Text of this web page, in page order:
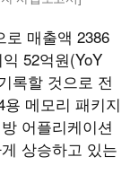
로 매출액 2386
52억원(YoY
록할 것으로 전
메모리 패키지
어플리케이션
상승하고 있는